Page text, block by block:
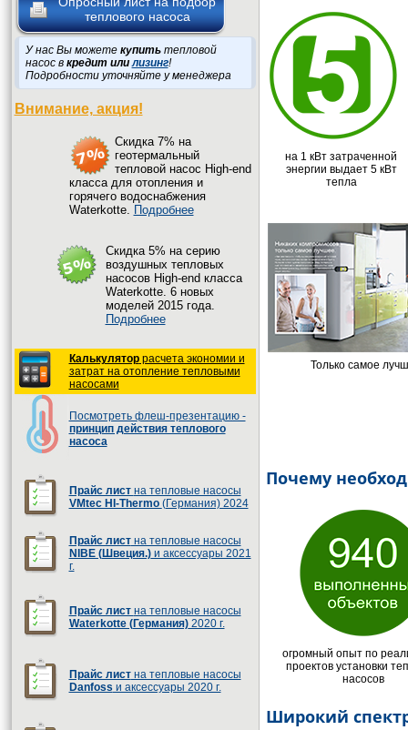
теплового насоса
У нас Вы можете купитьтепловой
насос в кредит илилизинг!
Подробности уточняйте у менеджера
Внимание, акция!
Cкидка 7% на
геотермальный
тепловой насос High-end
класса для отопления и
горячего водоснабжения
Waterkotte. Подробнее
Cкидка 5% на серию
воздушных тепловых
насосов High-end класса
Waterkotte. 6 новых
моделей 2015 года.
Подробнее
Калькуляторрасчета экономии и
затрат на отопление тепловыми
насосами
Посмотреть флеш-презентацию -
принцип действия теплового
насоса
Прайс лист на тепловые насосы
VMtec HI-Thermo (Германия) 2024
Прайс листна тепловые насосы
NIBE (Швеция.)и аксессуары 2021
г.
Прайс лист на тепловые насосы
Waterkotte (Германия)2020 г.
Прайс листна тепловые насосы
Danfoss и аксессуары 2020 г.
на 1 кВт затраченной
энергии выдает 5 кВт
тепла
Только самое
Почему
огромный опыт по
проектов установки
насосов
Широкий